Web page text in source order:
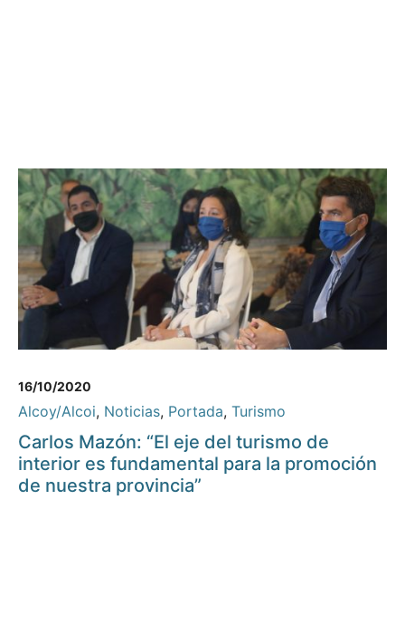
16/10/2020
Alcoy/Alcoi, Noticias, Portada, Turismo
Carlos Mazón: “El eje del turismo de
interior es fundamental para la promoción
de nuestra provincia”